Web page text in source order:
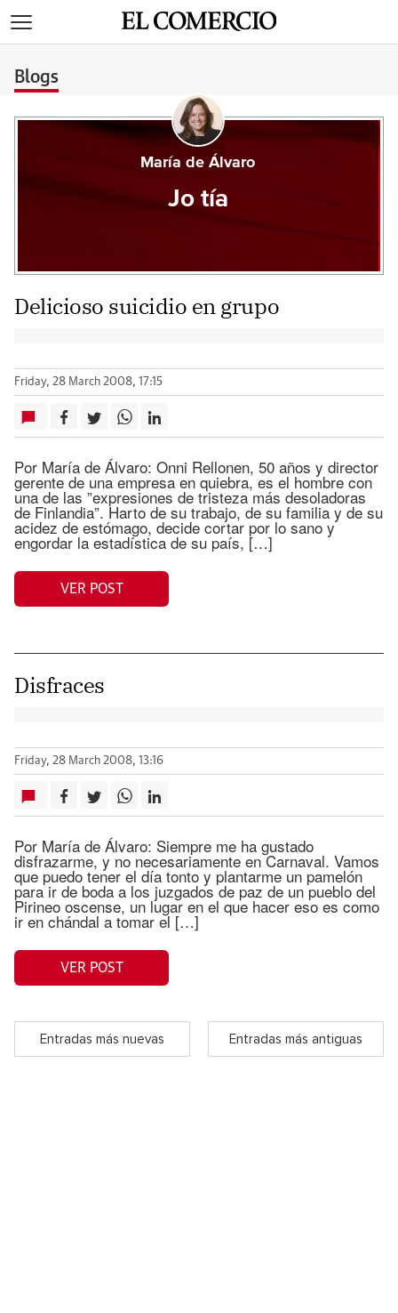
Blogs
María de Álvaro
Jo tía
Delicioso suicidio en grupo
Friday, 28 March 2008, 17:15
Por María de Álvaro: Onni Rellonen, 50 años y director
gerente de una empresa en quiebra, es el hombre con
una de las ”expresiones de tristeza más desoladoras
de Finlandia”. Harto de su trabajo, de su familia y de su
acidez de estómago, decide cortar por lo sano y
engordar la estadística de su país, […]
VER POST
Disfraces
Friday, 28 March 2008, 13:16
Por María de Álvaro: Siempre me ha gustado
disfrazarme, y no necesariamente en Carnaval. Vamos
que puedo tener el día tonto y plantarme un pamelón
para ir de boda a los juzgados de paz de un pueblo del
Pirineo oscense, un lugar en el que hacer eso es como
ir en chándal a tomar el […]
VER POST
Entradas más nuevas Entradas más antiguas